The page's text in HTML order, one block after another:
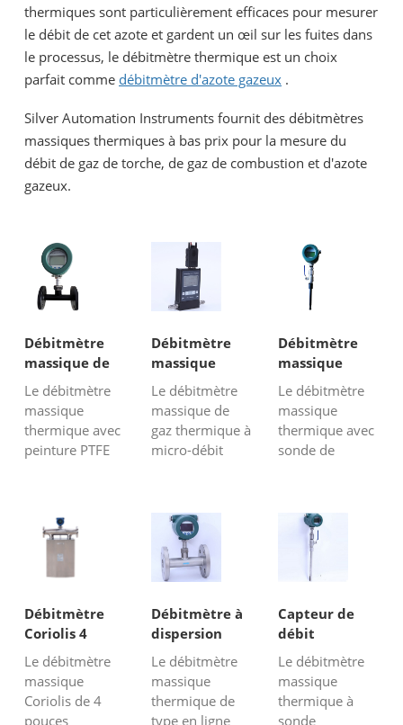
thermiques sont particulièrement efficaces pour mesurer
le débit de cet azote et gardent un œil sur les fuites dans
le processus, le débitmètre thermique est un choix
parfait comme débitmètre d'azote gazeux .
Silver Automation Instruments fournit des débitmètres
massiques thermiques à bas prix pour la mesure du
débit de gaz de torche, de gaz de combustion et d'azote
gazeux.
Débitmètre
massique de
gaz thermique
à bride avec
peinture PTFE
Le débitmètre
massique
thermique avec
peinture PTFE
débit de gaz,
particulièrement
caustiques, tels
que les gaz
gaz HF,...
Débitmètre
massique
thermique
pour gaz de
laboratoire
Le débitmètre
massique de
gaz thermique à
micro-débit
base de la
dispersion
thermique et
adopte une
méthode de
température
différentielle
constante pour
mesurer le
débit de gaz....
Débitmètre
massique
thermique
pour gaz
corrosif
Le débitmètre
massique
thermique avec
sonde de
céramique
convient à la
plupart des
mesures de
débit de gaz,
particulièrement
adapté aux gaz
caustiques, tels
que...
Débitmètre
Coriolis 4
pouces
Le débitmètre
massique
Coriolis de 4
pouces
Débitmètre à
dispersion
thermique de
type en ligne
Le débitmètre
massique
thermique de
type en ligne
Capteur de
débit
massique
thermique à
insertion
Le débitmètre
massique
thermique à
sonde